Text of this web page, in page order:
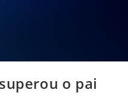
o pai